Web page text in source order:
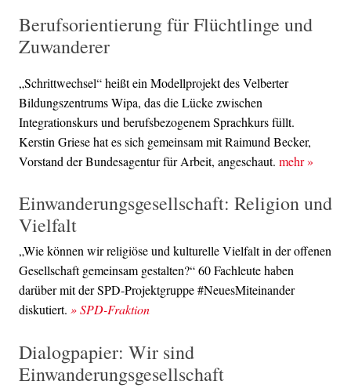
Berufsorientierung für Flüchtlinge und
Zuwanderer
„Schrittwechsel“ heißt ein Modellprojekt des Velberter
Bildungszentrums Wipa, das die Lücke zwischen
Integrationskurs und berufsbezogenem Sprachkurs füllt.
Kerstin Griese hat es sich gemeinsam mit Raimund Becker,
Vorstand der Bundesagentur für Arbeit, angeschaut. mehr»
Einwanderungsgesellschaft: Religion und
Vielfalt
„Wie können wir religiöse und kulturelle Vielfalt in der offenen
Gesellschaft gemeinsam gestalten?“ 60 Fachleute haben
darüber mit der SPD-Projektgruppe #NeuesMiteinander
diskutiert. » SPD-Fraktion
Dialogpapier: Wir sind
Einwanderungsgesellschaft